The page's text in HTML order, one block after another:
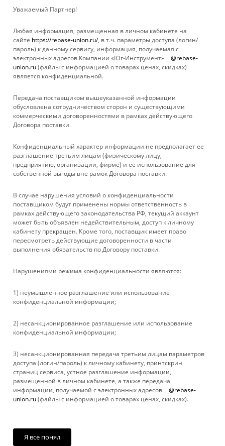
Показать еще
1 2 3 22
КАТАЛОГ
УСЛУГИ
БРЕНДЫ
КОМПАНИЯ
ИНФОРМАЦИЯ
ПОМОЩЬ
+ 7 861 272-88-88
company@rebase-union.ru
г. Краснодар, ул. Рашпилевская, д. 121
2026 © Rebase Union
Мы используем файлы cookie, разработанные нашими
специалистами и третьими лицами, для анализа событий на
нашем веб-сайте, что позволяет нам улучшать
взаимодействие с пользователями и обслуживание.
Продолжая просмотр страниц нашего сайта, вы принимаете
условия его использования. Более подробные сведения
Принимаю
Уважаемый Партнер!
Любая информация, размещенная в личном кабинете на
сайте https://rebase-union.ru/, в т.ч. параметры доступа (логин/
пароль) к данному сервису, информация, получаемая с
электронных адресов Компании «Юг-Инструмент»
__@rebase-
union.ru(файлы с информацией о товарах ценах, скидках)
является конфиденциальной.
Передача поставщиком вышеуказанной информации
обусловлена сотрудничеством сторон и существующими
коммерческими договоренностями в рамках действующего
Договора поставки.
Конфиденциальный характер информации не предполагает ее
разглашение третьим лицам (физическому лицу,
предприятию, организации, фирме) и ее использование для
собственной выгоды вне рамок Договора поставки.
В случае нарушения условий о конфиденциальности
поставщиком будут применены нормы ответственность в
рамках действующего законодательства РФ, текущий аккаунт
может быть объявлен недействительным, доступ к личному
кабинету прекращен. Кроме того, поставщик имеет право
пересмотреть действующие договоренности в части
выполнения обязательств по Договору поставки.
Нарушениями режима конфиденциальности являются:
1) неумышленное разглашение или использование
конфиденциальной информации;
2) несанкционированное разглашение или использование
конфиденциальной информации;
3) несанкционированная передача третьим лицам параметров
доступа (логин/пароль) к личному кабинету, принтскрин
страниц сервиса, устное разглашение информации,
размещенной в личном кабинете, а также передача
информации, получаемой с электронных адресов
__@rebase-
union.ru(файлы с информацией о товарах ценах, скидках).
Я все понял